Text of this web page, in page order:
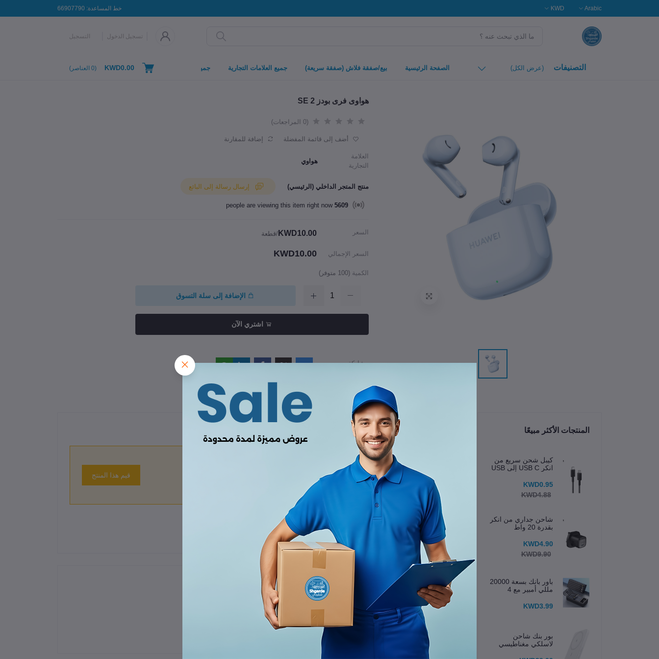
Arabic
KWD خط المساعدة: 66907790
تسجيل الدخول التسجيل
التصنيفات (عرض الكل) الصفحة الرئيسية بيع/صفقة فلاش (صفقة سريعة) جميع العلامات التجارية جميع التصنيفات KWD0.00
(
0 العناصر)
هواوى فرى بودز SE 2
(0 المراجعات)
أضف إلى قائمة المفضلة إضافة للمقارنة
العلامة
التجارية
هواوي
منتج المتجر الداخلي (الرئيسي)
5609
people are viewing this item right now
السعر KWD10.00 /قطعة
السعر الإجمالي KWD10.00
الكمية (
100 متوفر)
الإضافة إلى سلة التسوق
اشتري الآن
مشاركة
المنتجات الأكثر مبيعًا
كيبل شحن سريع من
انكر USB C إلى USB
KWD0.95
KWD4.88
شاحن جداري من انكر
بقدرة 20 واط
KWD4.90
KWD9.90
باور بانك بسعة 20000
مللي أمبير مع 4
عرض
KWD3.99
بور بنك شاحن
لاسلكي مغناطيسي
المراجعات والتقييمات
0.00 من أصل 5.0 قيم هذا المنتج
لا يوجد هناك مراجعات لهذا المنتج حتى الآن.